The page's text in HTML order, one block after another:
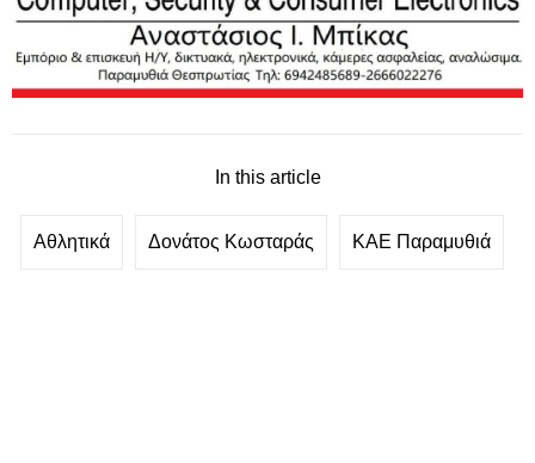
In this article
Αθλητικά Δονάτος Κωσταράς ΚΑΕ Παραμυθιά